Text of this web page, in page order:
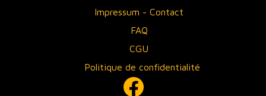
Impressum - Contact
FAQ
CGU
Politique de confidentialité